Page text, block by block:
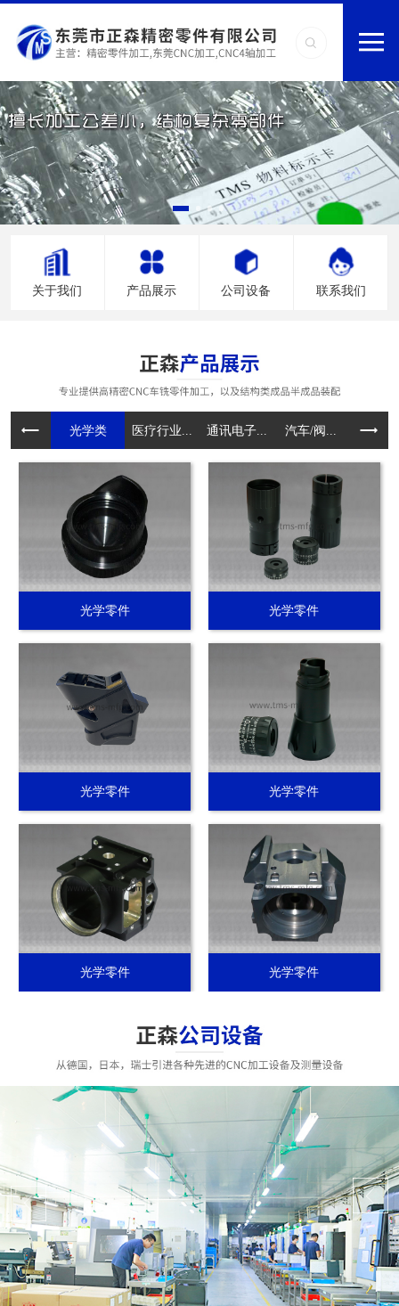
关于我们 产品展示 公司设备 联系我们
光学类 医疗行业... 通讯电子... 汽车/阀... 电动工
光学零件 光学零件
光学零件 光学零件
光学零件 光学零件